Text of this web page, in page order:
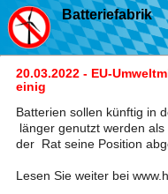
Batteriefabrik
20.03.2022 - EU-
einig
Batterien sollen künftig in
länger genutzt werden
der Rat seine Position
Lesen Sie weiter bei